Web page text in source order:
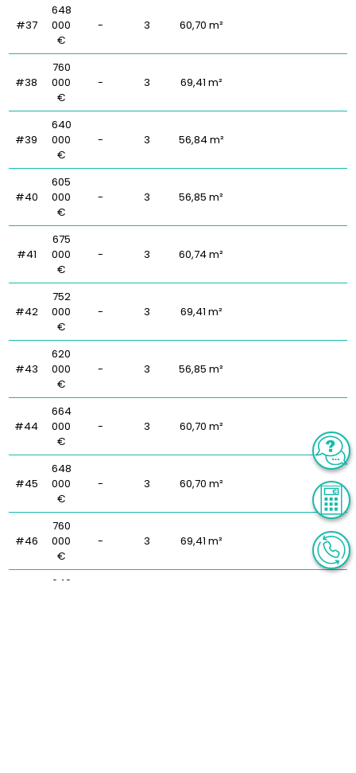
#37
648
000
€
- 3 60,70 m²
#38
760
000
€
- 3 69,41 m²
#39
640
000
€
- 3 56,84 m²
#40
605
000
€
- 3 56,85 m²
#41
675
000
€
- 3 60,74 m²
#42
752
000
€
- 3 69,41 m²
#43
620
000
€
- 3 56,85 m²
#44
664
000
€
- 3 60,70 m²
#45
648
000
€
- 3 60,70 m²
#46
760
000
€
- 3 69,41 m²
640